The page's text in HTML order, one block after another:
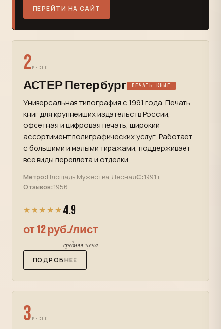
ПЕРЕЙТИ НА САЙТ
2МЕСТО
АСТЕР Петербург ПЕЧАТЬ КНИГ
Универсальная типография с 1991 года. Печать
книг для крупнейших издательств России,
офсетная и цифровая печать, широкий
ассортимент полиграфических услуг. Работает
с большими и малыми тиражами, поддерживает
все виды переплета и отделки.
Метро:Площадь Мужества, ЛеснаяС:1991 г.
Отзывов:1956
★★★★★ 4.9
от 12 руб./лист
средняя цена
ПОДРОБНЕЕ
3 МЕСТО